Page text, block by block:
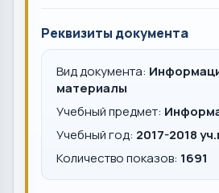
Реквизиты документа
Вид документа:
материалы
Учебный предмет:
Учебный год: 2017-2018
Количество показов: 1691